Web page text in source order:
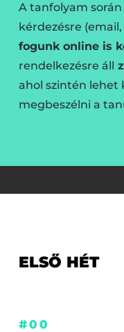
A tanfolyam
kérdezésre
fogunk online is
rendelkezésre áll
ahol szintén lehet
megbeszélni a
ELSŐ HÉT
#00